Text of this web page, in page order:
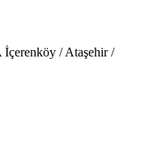
İçerenköy / Ataşehir /